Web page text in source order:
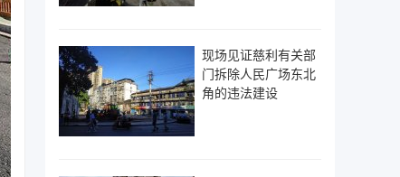
现场见证慈利有关部
门拆除人民广场东北
角的违法建设